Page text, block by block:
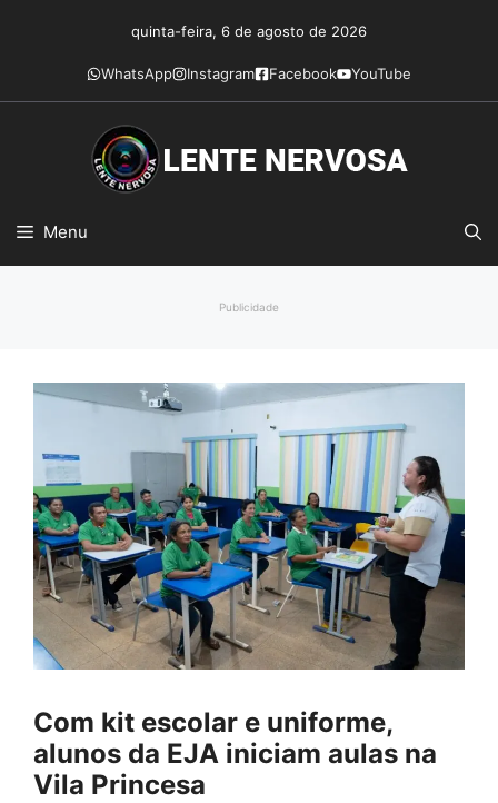
conteúdo
quinta-feira, 6 de agosto de 2026
WhatsApp Instagram Facebook YouTube
Menu
Publicidade
Com kit escolar e uniforme,
alunos da EJA iniciam aulas na
Vila Princesa